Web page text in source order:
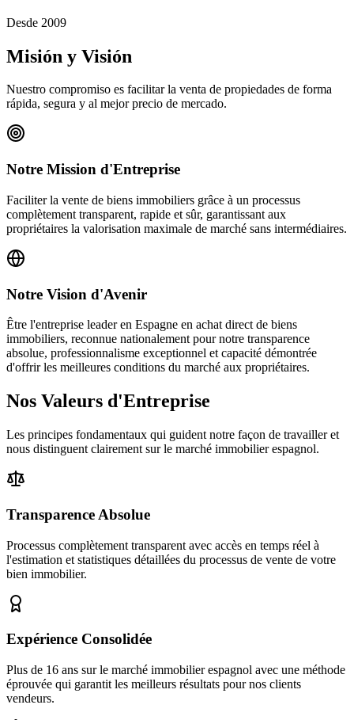
Desde 2009
Misión y Visión
Nuestro compromiso es facilitar la venta de propiedades de forma
rápida, segura y al mejor precio de mercado.
Notre Mission d'Entreprise
Faciliter la vente de biens immobiliers grâce à un processus
complètement transparent, rapide et sûr, garantissant aux
propriétaires la valorisation maximale de marché sans intermédiaires.
Notre Vision d'Avenir
Être l'entreprise leader en Espagne en achat direct de biens
immobiliers, reconnue nationalement pour notre transparence
absolue, professionnalisme exceptionnel et capacité démontrée
d'offrir les meilleures conditions du marché aux propriétaires.
Nos Valeurs d'Entreprise
Les principes fondamentaux qui guident notre façon de travailler et
nous distinguent clairement sur le marché immobilier espagnol.
Transparence Absolue
Processus complètement transparent avec accès en temps réel à
l'estimation et statistiques détaillées du processus de vente de votre
bien immobilier.
Expérience Consolidée
Plus de 16 ans sur le marché immobilier espagnol avec une méthode
éprouvée qui garantit les meilleurs résultats pour nos clients
vendeurs.